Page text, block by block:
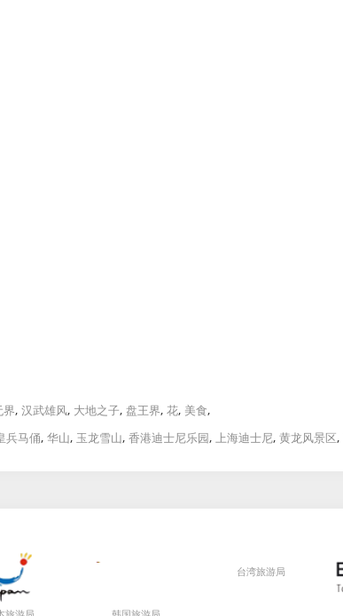
界, 汉武雄风, 大地之子, 盘王界, 花, 美食,
兵马俑, 华山, 玉龙雪山, 香港迪士尼乐园, 上海迪士尼, 黄龙风景区,
局 局